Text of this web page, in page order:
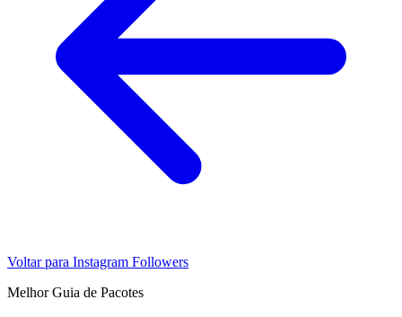
Voltar para Instagram Followers
Melhor Guia de Pacotes